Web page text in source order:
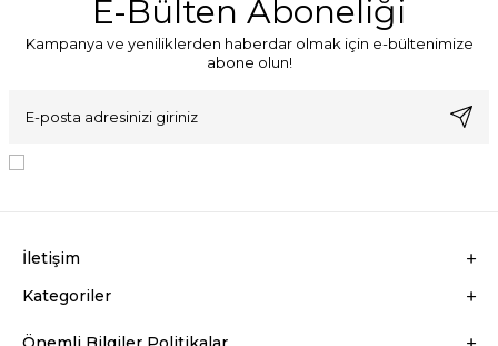
E-Bülten Aboneliği
Kampanya ve yeniliklerden haberdar olmak için e-bültenimize
abone olun!
İletişim
Kategoriler